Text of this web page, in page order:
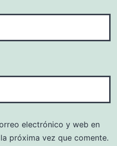
electrónico y web en
próxima vez que comente.